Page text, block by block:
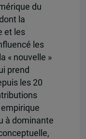
du
la
et les
les
« nouvelle »
prend
les 20
à dominante